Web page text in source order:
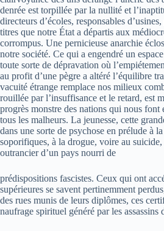
denrée est torpillée par la nullité et
directeurs d’écoles, responsables
titres que notre État a départis aux
corrompus. Une pernicieuse anarchie
notre société. Ce qui a engendré un
toute sorte de dépravation où
au profit d’une pègre a altéré l’équilibre
vacuité étrange remplace nos milieux
rouillée par l’insuffisance et le retard, est
progrès monstre des nations qui nous font
tous les malheurs. La jeunesse, cette
dans une sorte de psychose en prélude à
soporifiques, à la drogue, voire au
outrancier d’un pays nourri de
prédispositions fascistes. Ceux qui ont
supérieures se savent pertinemment
des rues munis de leurs diplômes, ces
naufrage spirituel généré par les assassins